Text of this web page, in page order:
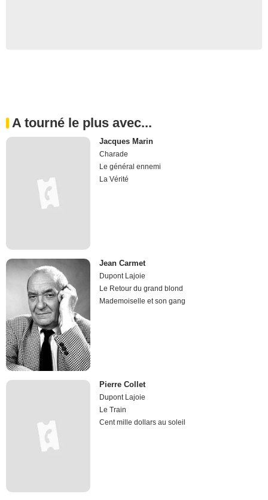
A tourné le plus avec...
Jacques Marin
Charade
Le général ennemi
La Vérité
Jean Carmet
Dupont Lajoie
Le Retour du grand blond
Mademoiselle et son gang
Pierre Collet
Dupont Lajoie
Le Train
Cent mille dollars au soleil